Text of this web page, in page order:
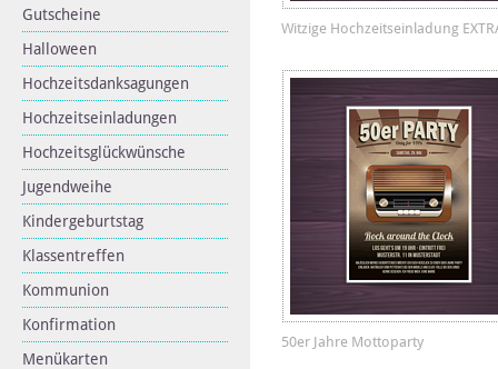
Gutscheine
Halloween
Hochzeitsdanksagungen
Hochzeitseinladungen
Hochzeitsglückwünsche
Jugendweihe
Kindergeburtstag
Klassentreffen
Kommunion
Konfirmation
Menükarten
Witzige Hochzeitseinladung
50er Jahre Mottoparty